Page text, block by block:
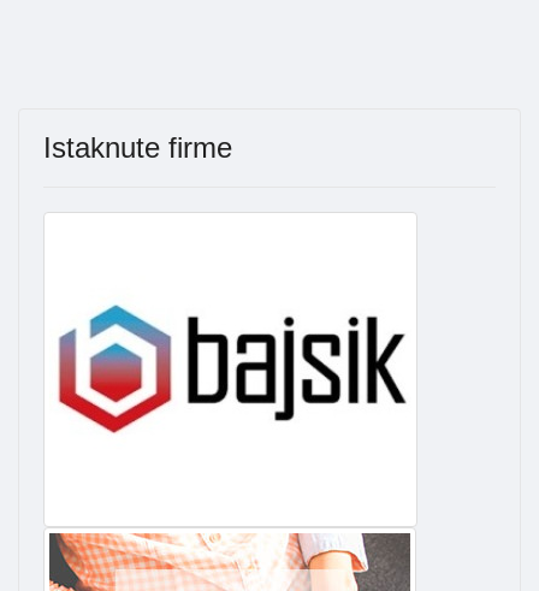
Istaknute firme